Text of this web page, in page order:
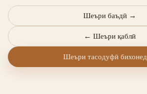
← Шеъри қаблӣ
Шеъри баъдӣ →
Шеъри тасодуфӣ бихонед